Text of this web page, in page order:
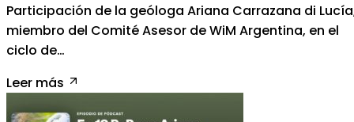
Participación de la geóloga Ariana Carrazana di
miembro del Comité Asesor de WiM Argentina, en el
ciclo de…
Leer más